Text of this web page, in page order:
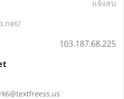
แจ้งลบ
103.187.68.225